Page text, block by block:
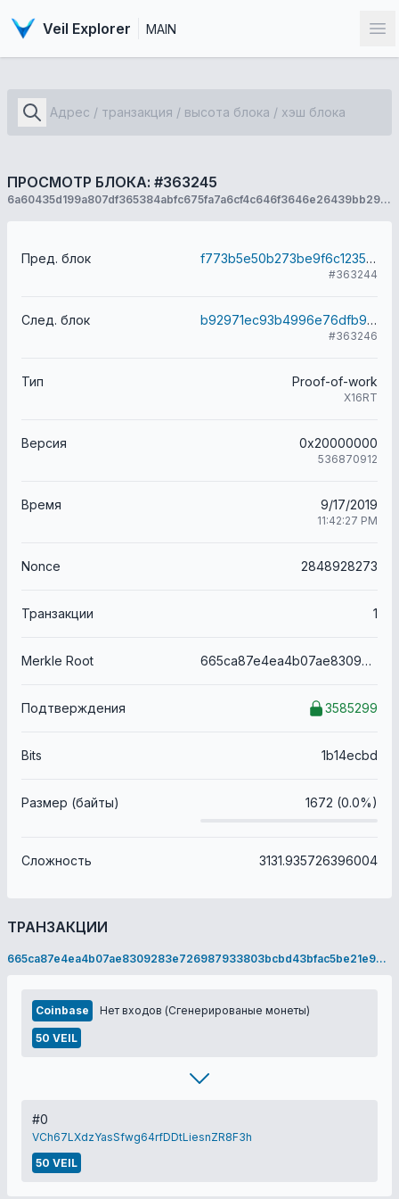
Veil Explorer MAIN
ПРОСМОТР БЛОКА: #363245
6a60435d199a807df365384abfc675fa7a6cf4c646f3646e26439bb2923999aa
Пред. блок f773b5e50b273be9f6c1235d586c155e4271cfda4306f8ad3acf06cd34d393f3
#363244
След. блок b92971ec93b4996e76dfb99447fb995a71c311b4cc6d05c9358b681310029971
#363246
Тип Proof-of-work
X16RT
Версия 0x20000000
536870912
Время 9/17/2019
11:42:27 PM
Nonce 2848928273
Транзакции 1
Merkle Root 665ca87e4ea4b07ae8309283e726987933803bcbd43bfac5be21e94829b7ac7c
Подтверждения 3585299
Bits 1b14ecbd
Размер (байты) 1672 (0.0%)
Сложность 3131.935726396004
ТРАНЗАКЦИИ
665ca87e4ea4b07ae8309283e726987933803bcbd43bfac5be21e94829b7ac7c
Coinbase Нет входов (Сгенерированые монеты)
50 VEIL
#0
VCh67LXdzYasSfwg64rfDDtLiesnZR8F3h
50 VEIL